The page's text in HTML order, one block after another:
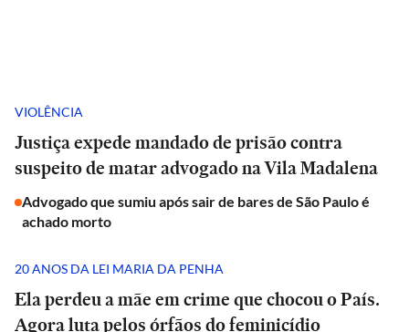
VIOLÊNCIA
Justiça expede mandado de prisão contra
suspeito de matar advogado na Vila Madalena
Advogado que sumiu após sair de bares de São Paulo é
achado morto
20 ANOS DA LEI MARIA DA PENHA
Ela perdeu a mãe em crime que chocou o País.
Agora luta pelos órfãos do feminicídio